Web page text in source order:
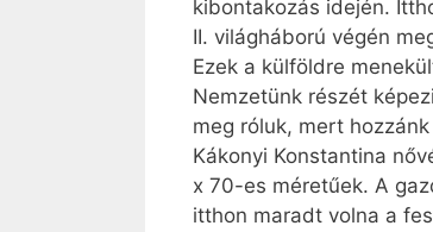
kibontakozás idején.
II. világháború végén
Ezek a külföldre
Nemzetünk részét
meg róluk, mert
Kákonyi Konstantina
x 70-es méretűek. A
itthon maradt volna a